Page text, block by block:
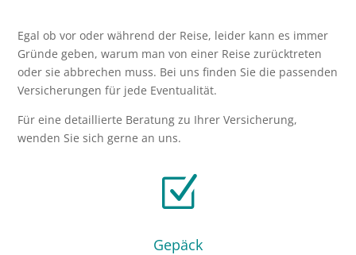
Egal ob vor oder während der Reise, leider kann es immer
Gründe geben, warum man von einer Reise zurücktreten
oder sie abbrechen muss. Bei uns finden Sie die passenden
Versicherungen für jede Eventualität.
Für eine detaillierte Beratung zu Ihrer Versicherung,
wenden Sie sich gerne an uns.
Z
Gepäck